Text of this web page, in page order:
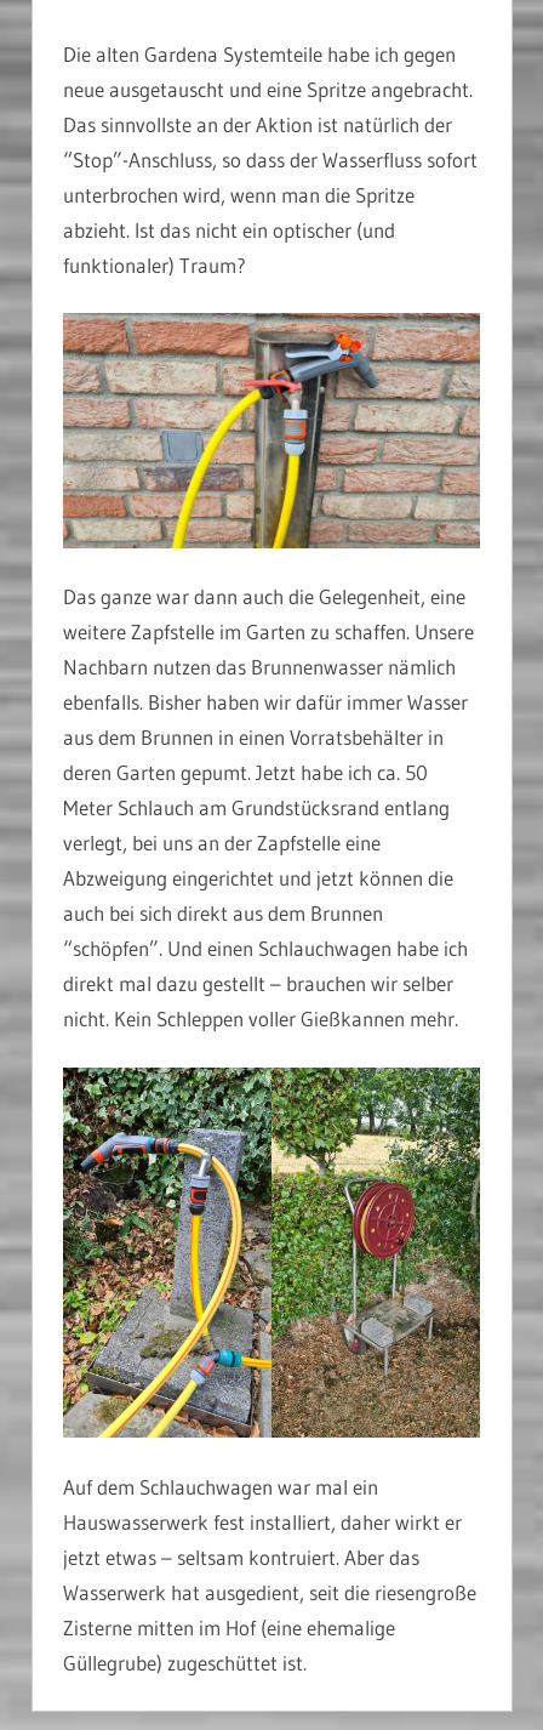
Die alten Gardena Systemteile habe ich gegen
neue ausgetauscht und eine Spritze angebracht.
Das sinnvollste an der Aktion ist natürlich der
“Stop”-Anschluss, so dass der Wasserfluss sofort
unterbrochen wird, wenn man die Spritze
abzieht. Ist das nicht ein optischer (und
funktionaler) Traum?
Das ganze war dann auch die Gelegenheit, eine
weitere Zapfstelle im Garten zu schaffen. Unsere
Nachbarn nutzen das Brunnenwasser nämlich
ebenfalls. Bisher haben wir dafür immer Wasser
aus dem Brunnen in einen Vorratsbehälter in
deren Garten gepumt. Jetzt habe ich ca. 50
Meter Schlauch am Grundstücksrand entlang
verlegt, bei uns an der Zapfstelle eine
Abzweigung eingerichtet und jetzt können die
auch bei sich direkt aus dem Brunnen
“schöpfen”. Und einen Schlauchwagen habe ich
direkt mal dazu gestellt – brauchen wir selber
nicht. Kein Schleppen voller Gießkannen mehr.
Auf dem Schlauchwagen war mal ein
Hauswasserwerk fest installiert, daher wirkt er
jetzt etwas – seltsam kontruiert. Aber das
Wasserwerk hat ausgedient, seit die riesengroße
Zisterne mitten im Hof (eine ehemalige
Güllegrube) zugeschüttet ist.